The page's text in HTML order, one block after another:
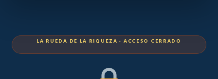
LA RUEDA DE LA RIQUEZA · ACCESO CERRADO